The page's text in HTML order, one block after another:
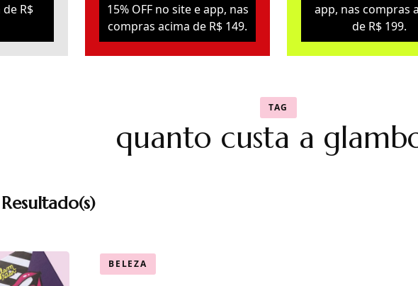
R$
15% OFF no site e app, nas
compras acima de R$ 149.
app, nas compras
de R$ 199.
TAG
quanto custa a
BELEZA